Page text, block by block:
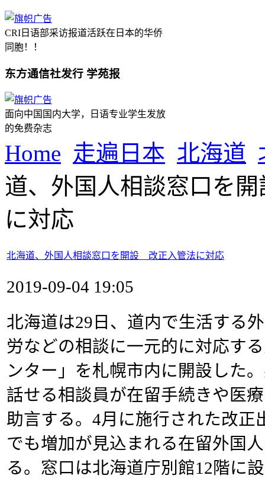
CRI日语部采访报道活跃在日本的华侨
同胞！！
东方通信社发行 学苑报
面向中国国内大学，日语专业学生发放
的免费杂志
Home 走遍日本 北海道
道、外国人相談窓口を
に対応
北海道、外国人相談窓口を開設 改正入管法に対応
2019-09-04 19:05
北海道は29日、道内で生活する
労などの相談に一元的に対応す
ンター」を札幌市内に開設した
話せる相談員が在留手続きや医
助言する。4月に施行された改正
でも増加が見込まれる在留外国
る。窓口は北海道庁別館12階に